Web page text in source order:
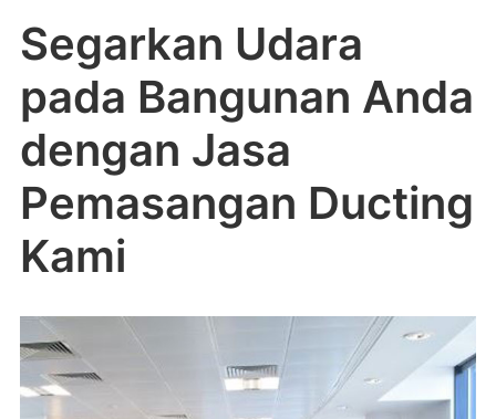
Segarkan Udara
pada Bangunan Anda
dengan Jasa
Pemasangan Ducting
Kami